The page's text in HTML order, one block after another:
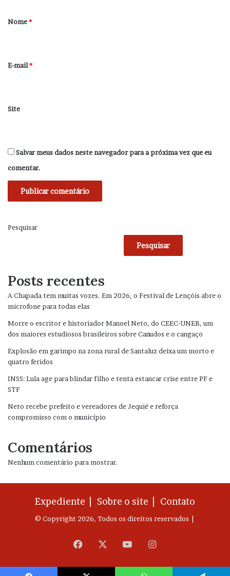
r
*
Nome*
E-mail*
Site
Salvar meus dados neste navegador para a próxima vez que eu
comentar.
Pesquisar
Pesquisar
Posts recentes
A Chapada tem muitas vozes. Em 2026, o Festival de Lençóis abre o
microfone para todas elas
Morre o escritor e historiador Manoel Neto, do CEEC-UNEB, um
dos maiores estudiosos brasileiros sobre Canudos e o cangaço
Explosão em garimpo na zona rural de Santaluz deixa um morto e
quatro feridos
INSS: Lula age para blindar filho e tenta estancar crise entre PF e
STF
Neto recebe prefeito e vereadores de Jequié e reforça
compromisso com o município
Comentários
Nenhum comentário para mostrar.
Expediente | Sobre o site | Contato
© Copyright 2026, Todos os direitos reservados |
Facebook YouTubeInstagram